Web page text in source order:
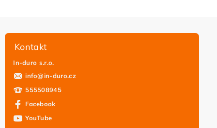
Kontakt
In-duro s.r.o.
info@in-duro.cz
555508945
Facebook
YouTube